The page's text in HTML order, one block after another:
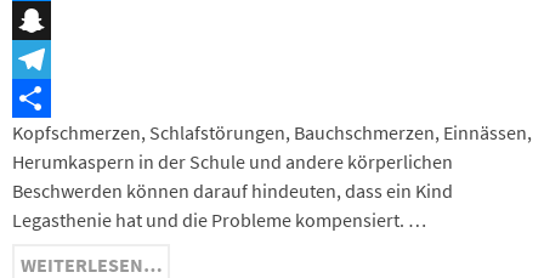
Messenger
Snapchat
Telegram
Teilen
Kopfschmerzen, Schlafstörungen, Bauchschmerzen, Einnässen,
Herumkaspern in der Schule und andere körperlichen
Beschwerden können darauf hindeuten, dass ein Kind
Legasthenie hat und die Probleme kompensiert. …
WEITERLESEN…